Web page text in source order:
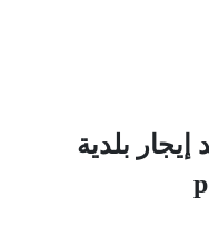
بلدية